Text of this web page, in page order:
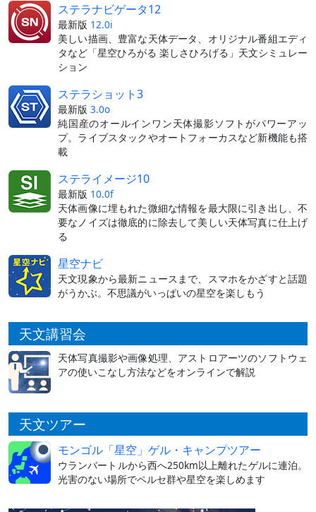
ステラナビゲータ12
最新版 12.0i
美しい描画、豊富な天体データ、オリジナル番組エディ
タなど「星空ひろがる 楽しさひろげる」天文シミュレー
ション
ステラショット3
最新版 3.0o
純国産のオールインワン天体撮影ソフトがパワーアッ
プ。ライブスタックやオートフォーカスなど新機能も搭
載
ステライメージ10
最新版 10.0f
天体画像に埋もれた微細な情報を最大限に引き出し、不
要なノイズは徹底的に除去して美しい天体写真に仕上げ
る
星空ナビ
天文現象から最新ニュースまで、スマホをかざすと話題
がうかぶ。不思議がいっぱいの星空を楽しもう
天文講習会
天体写真撮影や画像処理、アストロアーツのソフトウェ
アの使いこなし方法などをオンラインで解説
天文ツアー
モンゴル「星空」ゲル・キャンプツアー
ウランバートルから西へ250km以上離れたゲルに連泊。
光害のない場所でペルセ群や星空を楽しめます